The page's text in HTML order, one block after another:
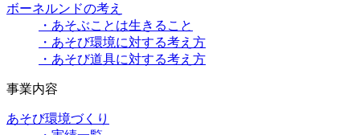
ボーネルンドの考え
・あそぶことは生きること
・あそび環境に対する考え方
・あそび道具に対する考え方
事業内容
あそび環境づくり